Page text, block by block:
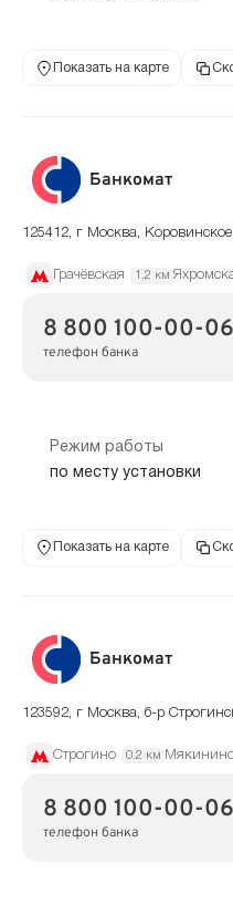
Показать на карте
Банкомат
125412, г Москва,
Грачёвская 1.2 км
8 800 100-00-06
телефон банка
Режим работы
по месту установки
Показать на карте
Банкомат
123592, г Москва, б-р
Строгино 0.2 км
8 800 100-00-06
телефон банка